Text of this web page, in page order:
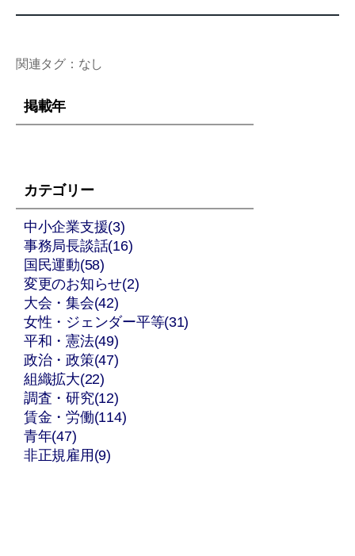
関連タグ：なし
掲載年
カテゴリー
中小企業支援(3)
事務局長談話(16)
国民運動(58)
変更のお知らせ(2)
大会・集会(42)
女性・ジェンダー平等(31)
平和・憲法(49)
政治・政策(47)
組織拡大(22)
調査・研究(12)
賃金・労働(114)
青年(47)
非正規雇用(9)